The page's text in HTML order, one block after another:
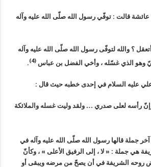
قالت : توفّي رسول الله صلّى الله عليه وآله
؟ والله لتوفّى رسول الله صلّى الله عليه وآله
وهو الذي غسّله ، وأخي الفضل بن عباس(4)
.
عليه السلام في إحدى خطبه حيث قال :
رأسه لعلى صدري … ولقد وليت غسله والملائكة
جملة قالها رسول الله صلّى الله عليه وآله في
هي جملة : « لا ، إلى الرفيق الأعلى » ، وكأنّ
روحه الشريفة في أن يصحّ من مرضه ويبقى أو